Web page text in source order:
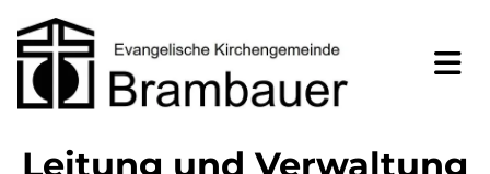
Leitung und Verwaltung